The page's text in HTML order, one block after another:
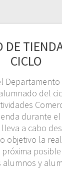
DE
CICLO
Departamento
del
durante
a cabo
objetivo la
alumnos y